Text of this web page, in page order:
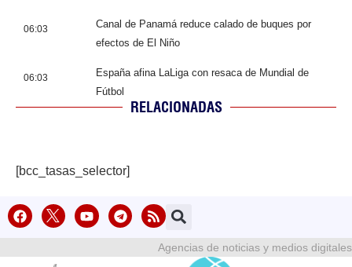
06:03
Canal de Panamá reduce calado de buques por
efectos de El Niño
06:03
España afina LaLiga con resaca de Mundial de
Fútbol
RELACIONADAS
[bcc_tasas_selector]
Agencias de noticias y medios digitales